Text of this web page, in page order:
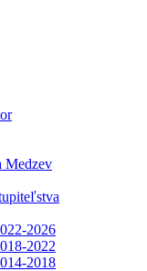
Medzev
2026
2022
2018